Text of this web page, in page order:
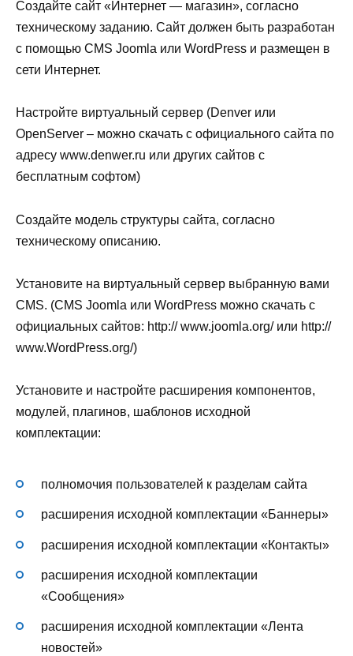
Создайте сайт «Интернет — магазин», согласно
техническому заданию. Сайт должен быть разработан
с помощью CMS Joomla или WordPress и размещен в
сети Интернет.
Настройте виртуальный сервер (Denver или
OpenServer – можно скачать с официального сайта по
адресу www.denwer.ru или других сайтов с
бесплатным софтом)
Создайте модель структуры сайта, согласно
техническому описанию.
Установите на виртуальный сервер выбранную вами
CMS. (CMS Joomla или WordPress можно скачать с
официальных сайтов: http:// www.joomla.org/ или http://
www.WordPress.org/)
Установите и настройте расширения компонентов,
модулей, плагинов, шаблонов исходной
комплектации:
полномочия пользователей к разделам сайта
расширения исходной комплектации «Баннеры»
расширения исходной комплектации «Контакты»
расширения исходной комплектации
«Сообщения»
расширения исходной комплектации «Лента
новостей»